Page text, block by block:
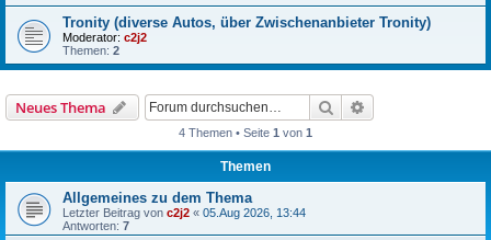
Tronity (diverse Autos, über Zwischenanbieter Tronity)
Moderator: c2j2
Themen: 2
Neues Thema Suche
4 Themen • Seite 1 von 1
Themen
Allgemeines zu dem Thema
Letzter Beitrag von c2j2 « 05.Aug 2026, 13:44
Antworten: 7